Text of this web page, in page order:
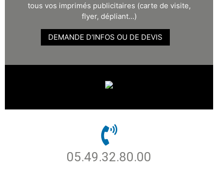
tous vos imprimés publicitaires (carte de visite,
flyer, dépliant...)
DEMANDE D'INFOS OU DE DEVIS
05.49.32.80.00